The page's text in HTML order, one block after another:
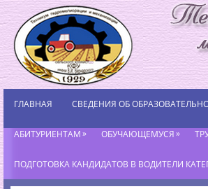
ГЛАВНАЯ СВЕДЕНИЯ ОБ
АБИТУРИЕНТАМ» ОБУЧАЮЩЕМУСЯ»
ПОДГОТОВКА КАНДИДАТОВ В ВОДИТЕЛИ